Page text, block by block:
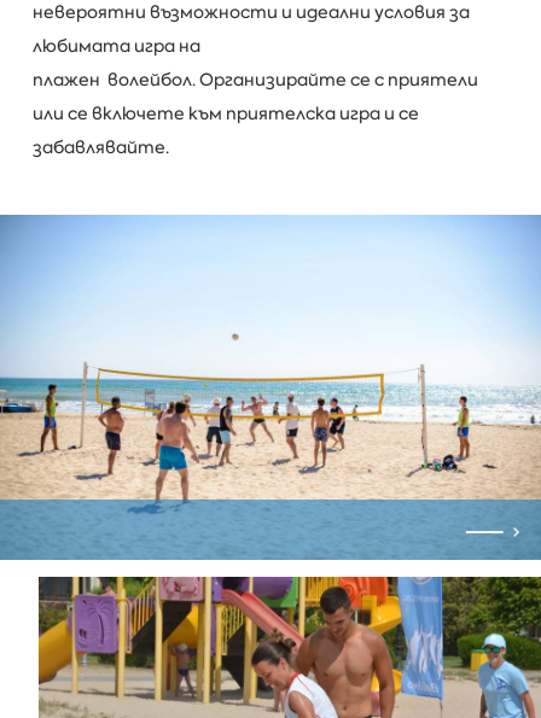
невероятни възможности и идеални условия за
любимата игра на
плажен волейбол. Организирайте се с приятели
или се включете към приятелска игра и се
забавлявайте.